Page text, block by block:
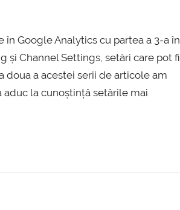
Google Analytics cu partea a 3-a în
și Channel Settings, setări care pot fi
doua a acestei serii de articole am
la cunoștință setările mai